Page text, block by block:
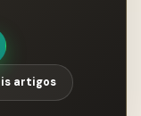
artigos